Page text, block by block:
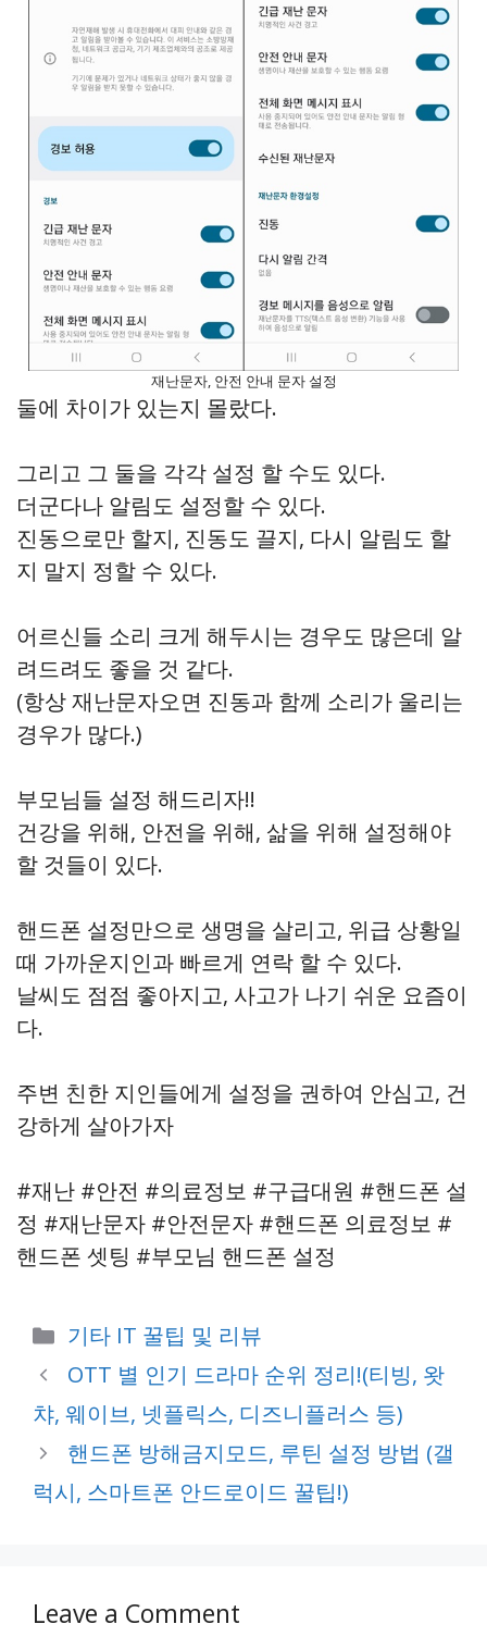
재난문자, 안전 안내 문자 설정
둘에 차이가 있는지 몰랐다.
그리고 그 둘을 각각 설정 할 수도 있다.
더군다나 알림도 설정할 수 있다.
진동으로만 할지, 진동도 끌지, 다시 알림도 할
지 말지 정할 수 있다.
어르신들 소리 크게 해두시는 경우도 많은데 알
려드려도 좋을 것 같다.
(항상 재난문자오면 진동과 함께 소리가 울리는
경우가 많다.)
부모님들 설정 해드리자!!
건강을 위해, 안전을 위해, 삶을 위해 설정해야
할 것들이 있다.
핸드폰 설정만으로 생명을 살리고, 위급 상황일
때 가까운지인과 빠르게 연락 할 수 있다.
날씨도 점점 좋아지고, 사고가 나기 쉬운 요즘이
다.
주변 친한 지인들에게 설정을 권하여 안심고, 건
강하게 살아가자
#재난 #안전 #의료정보 #구급대원 #핸드폰 설
정 #재난문자 #안전문자 #핸드폰 의료정보 #
핸드폰 셋팅 #부모님 핸드폰 설정
Categories
기타 IT 꿀팁 및 리뷰
OTT 별 인기 드라마 순위 정리!(티빙, 왓
챠, 웨이브, 넷플릭스, 디즈니플러스 등)
핸드폰 방해금지모드, 루틴 설정 방법 (갤
럭시, 스마트폰 안드로이드 꿀팁!)
Leave a Comment